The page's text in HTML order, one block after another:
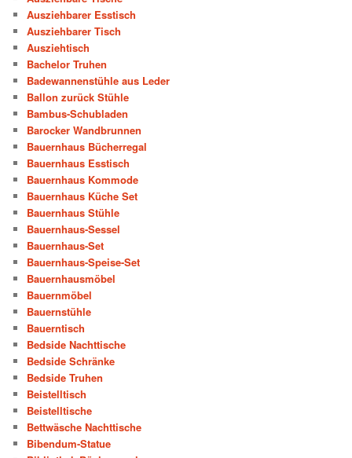
Ausziehbarer Esstisch
Ausziehbarer Tisch
Ausziehtisch
Bachelor Truhen
Badewannenstühle aus Leder
Ballon zurück Stühle
Bambus-Schubladen
Barocker Wandbrunnen
Bauernhaus Bücherregal
Bauernhaus Esstisch
Bauernhaus Kommode
Bauernhaus Küche Set
Bauernhaus Stühle
Bauernhaus-Sessel
Bauernhaus-Set
Bauernhaus-Speise-Set
Bauernhausmöbel
Bauernmöbel
Bauernstühle
Bauerntisch
Bedside Nachttische
Bedside Schränke
Bedside Truhen
Beistelltisch
Beistelltische
Bettwäsche Nachttische
Bibendum-Statue